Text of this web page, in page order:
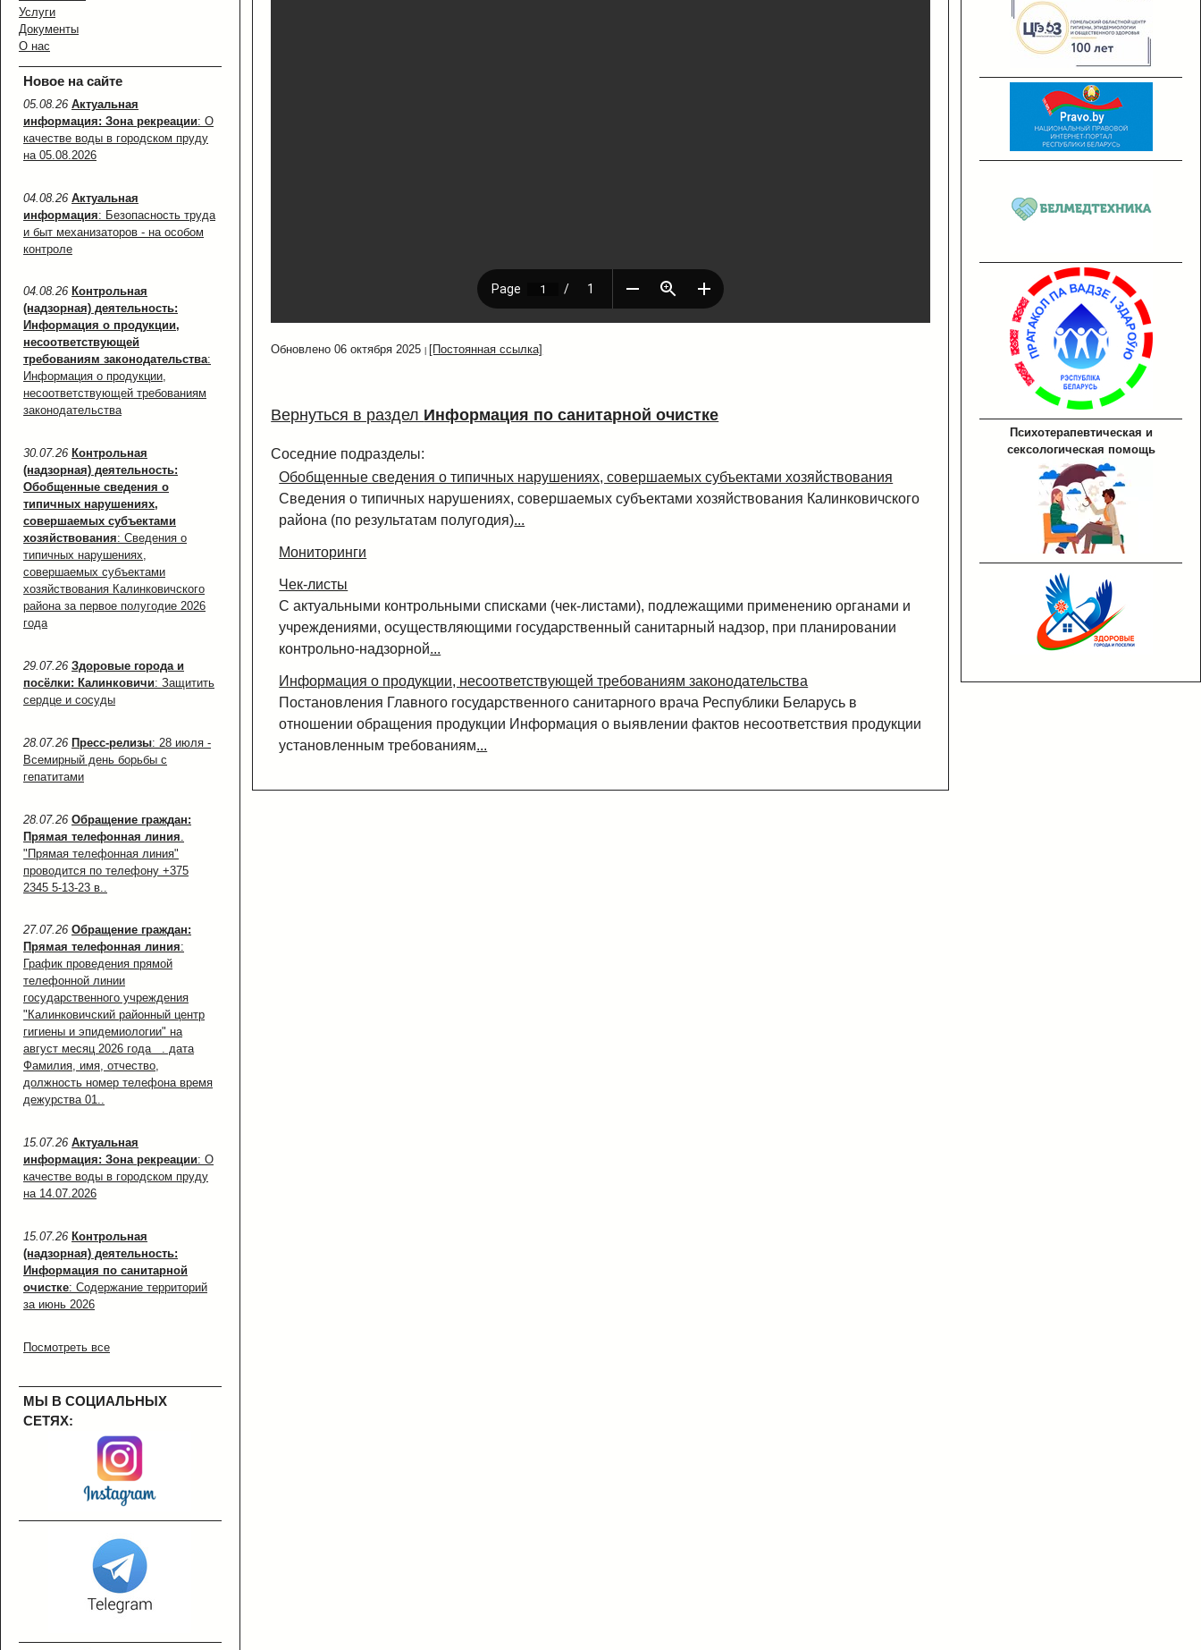
Услуги
Документы
О нас
Новое на сайте
05.08.26 Актуальная
информация: Зона рекреации: О
качестве воды в городском пруду
на 05.08.2026
04.08.26 Актуальная
информация: Безопасность труда
и быт механизаторов - на особом
контроле
04.08.26 Контрольная
(надзорная) деятельность:
Информация о продукции,
несоответствующей
требованиям законодательства:
Информация о продукции,
несоответствующей требованиям
законодательства
30.07.26 Контрольная
(надзорная) деятельность:
Обобщенные сведения о
типичных нарушениях,
совершаемых субъектами
хозяйствования: Сведения о
типичных нарушениях,
совершаемых субъектами
хозяйствования Калинковичского
района за первое полугодие 2026
года
29.07.26 Здоровые города и
посёлки: Калинковичи: Защитить
сердце и сосуды
28.07.26 Пресс-релизы: 28 июля -
Всемирный день борьбы с
гепатитами
28.07.26 Обращение граждан:
Прямая телефонная линия
"Прямая телефонная линия"
проводится по телефону +375
2345 5-13-23 в..
27.07.26 Обращение граждан:
Прямая телефонная линия:
График проведения прямой
телефонной линии
государственного учреждения
"Калинковичский районный центр
гигиены и эпидемиологии" на
август месяц 2026 года . дата
Фамилия, имя, отчество,
должность номер телефона время
дежурства 01..
15.07.26 Актуальная
информация: Зона рекреации: О
качестве воды в городском пруду
на 14.07.2026
15.07.26 Контрольная
(надзорная) деятельность:
Информация по санитарной
очистке: Содержание территорий
за июнь 2026
Посмотреть все
МЫ В СОЦИАЛЬНЫХ
СЕТЯХ:
Обновлено 06 октября 2025 [Постоянная ссылка]
Вернуться в раздел Информация по санитарной очистке
Соседние подразделы:
Обобщенные сведения о типичных нарушениях, совершаемых субъектами хозяйствования
Сведения о типичных нарушениях, совершаемых субъектами хозяйствования Калинковичского
района (по результатам полугодия)...
Мониторинги
Чек-листы
С актуальными контрольными списками (чек-листами), подлежащими применению органами и
учреждениями, осуществляющими государственный санитарный надзор, при планировании
контрольно-надзорной...
Информация о продукции, несоответствующей требованиям законодательства
Постановления Главного государственного санитарного врача Республики Беларусь в
отношении обращения продукции Информация о выявлении фактов несоответствия продукции
установленным требованиям...
Психотерапевтическая и
сексологическая помощь